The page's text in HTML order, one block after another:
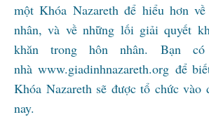
một Khóa Nazareth để hiểu hơn
nhân, và về những lối giải quyết
khăn trong hôn nhân. Bạn
nhà www.giadinhnazareth.org để
Khóa Nazareth sẽ được tổ chức vào
nay.